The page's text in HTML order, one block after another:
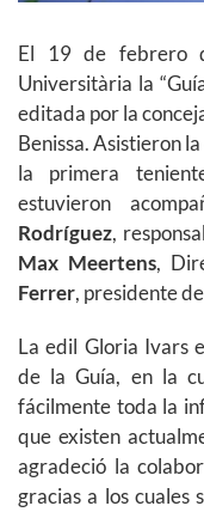
El 19 de febrero
Universitària la
editada por la
Benissa. Asistieron
la primera
estuvieron
Rodríguez,
Max Meertens,
Ferrer, presidente
La edil Gloria Ivars
de la Guía, en la
fácilmente toda la
que existen
agradeció la
gracias a los cuales